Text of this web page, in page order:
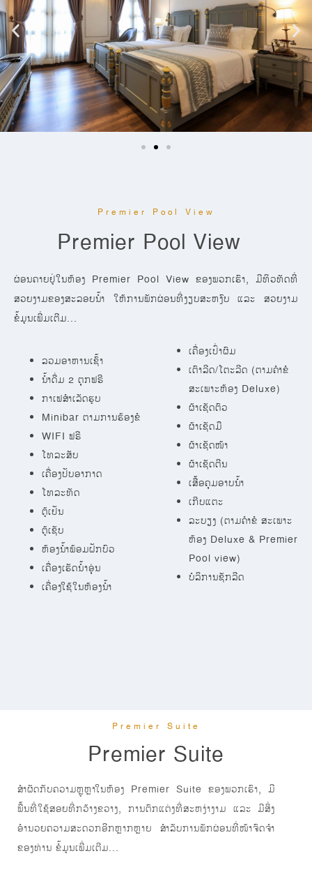
Premier Pool View
Premier Pool View
ຜ່ອນຄາຍຢູ່ໃນຫ້ອງ Premier Pool View ຂອງພວກເຮົາ, ມີທິວທັດທີ່
ສວຍງາມຂອງສະລອຍນ້ຳ ໃຫ້ການພັກຜ່ອນທີ່ງຽບສະຫງົບ ແລະ ສວຍງາມ
ຂໍ້ມູນເພີ່ມເຕີມ...
ລວມອາຫານເຊົ້າ
ນ້ຳດື່ມ 2 ຕຸກຟຣີ
ກາເຟສຳເລັດຮູບ
Minibar ຕາມການຮ້ອງຂໍ
WIFI ຟຣີ
ໂທລະສັບ
ເຄື່ອງປັບອາກາດ
ໂທລະທັດ
ຕູ້ເຢັນ
ຕູ້ເຊັບ
ຫ້ອງນ້ຳພ້ອມຝັກບົວ
ເຄື່ອງເຮັດນໍ້າອຸ່ນ
ເຄື່ອງໃຊ້ໃນຫ້ອງນ້ຳ
ເຄື່ອງເປົ່າຜົມ
ເຕົາລີດ/ໂຕະລີດ (ຕາມຄຳຂໍ
ສະເພາະຫ້ອງ Deluxe)
ຜ້າເຊັດຕົວ
ຜ້າເຊັດມື
ຜ້າເຊັດໜ້າ
ຜ້າເຊັດຕີນ
ເສື້ອຄຸມອາບນ້ຳ
ເກີບແຕະ
ລະບຽງ (ຕາມຄຳຂໍ ສະເພາະ
ຫ້ອງ Deluxe & Premier
Pool view)
ບໍລິການຊັກລີດ
Premier Suite
Premier Suite
ສຳຜັດກັບຄວາມຫຼູຫຼາໃນຫ້ອງ Premier Suite ຂອງພວກເຮົາ, ມີ
ພື້ນທີ່ໃຊ້ສອຍທີ່ກວ້າງຂວາງ, ການຕົກແຕ່ງທີ່ສະຫງ່າງາມ ແລະ ມີສິ່ງ
ອໍານວຍຄວາມສະດວກອີກຫຼາກຫຼາຍ ສຳລັບການພັກຜ່ອນທີ່ໜ້າຈົດຈຳ
ຂອງທ່ານ ຂໍ້ມູນເພີ່ມເຕີມ...